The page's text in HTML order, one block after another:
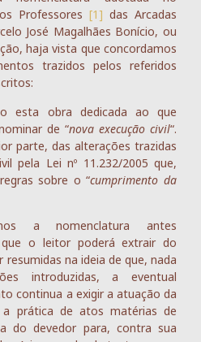
Professores [1] das Arcadas
José Magalhães Bonício, ou
haja vista que concordamos
trazidos pelos referidos
esta obra dedicada ao que
de “nova execução civil“.
parte, das alterações trazidas
pela Lei nº 11.232/2005 que,
sobre o “cumprimento da
a nomenclatura antes
o leitor poderá extrair do
na ideia de que, nada
introduzidas, a eventual
continua a exigir a atuação da
a prática de atos matérias de
do devedor para, contra sua